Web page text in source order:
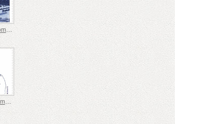
Émission Commune de Timbres France-Japon
Bernard Germain De Lacepède 1756-1825